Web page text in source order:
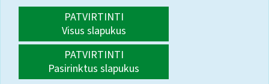
PATVIRTINTI
Visus slapukus
PATVIRTINTI
Pasirinktus slapukus